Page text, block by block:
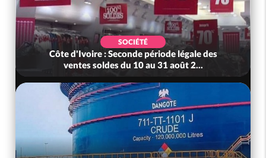
SOCIÉTÉ
Côte d'Ivoire : Seconde période légale des
ventes soldes du 10 au 31 août 2...